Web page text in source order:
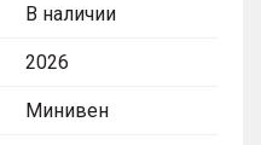
В наличии
2026
Минивен